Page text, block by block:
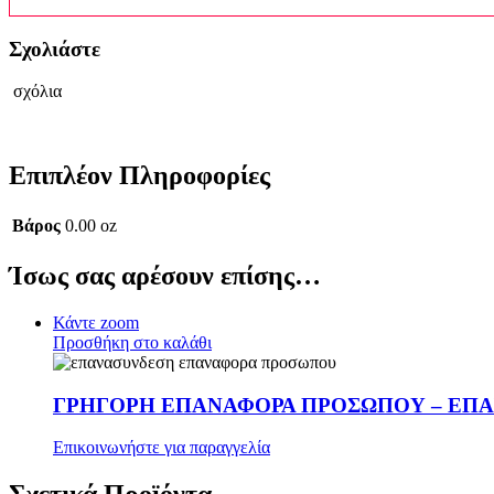
Σχολιάστε
σχόλια
Επιπλέον Πληροφορίες
Βάρος 0.00 oz
Ίσως σας αρέσουν επίσης…
Κάντε zoom
Προσθήκη στο καλάθι
ΓΡΗΓΟΡΗ ΕΠΑΝΑΦΟΡΑ ΠΡΟΣΩΠΟΥ –
Επικοινωνήστε για παραγγελία